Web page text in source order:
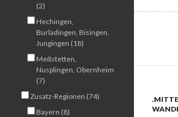
(2)
Hechingen,
Burladingen, Bisingen,
Jungingen (18)
Meßstetten,
Nusplingen, Obernheim
(7)
Zusatz-Regionen (74)
Bayern (8)